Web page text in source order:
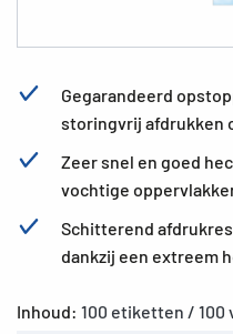
Gegarandeerd
storingvrij afdrukken
Zeer snel en goed
vochtige
Schitterend
dankzij een extreem
Inhoud: 100 etiketten / 100